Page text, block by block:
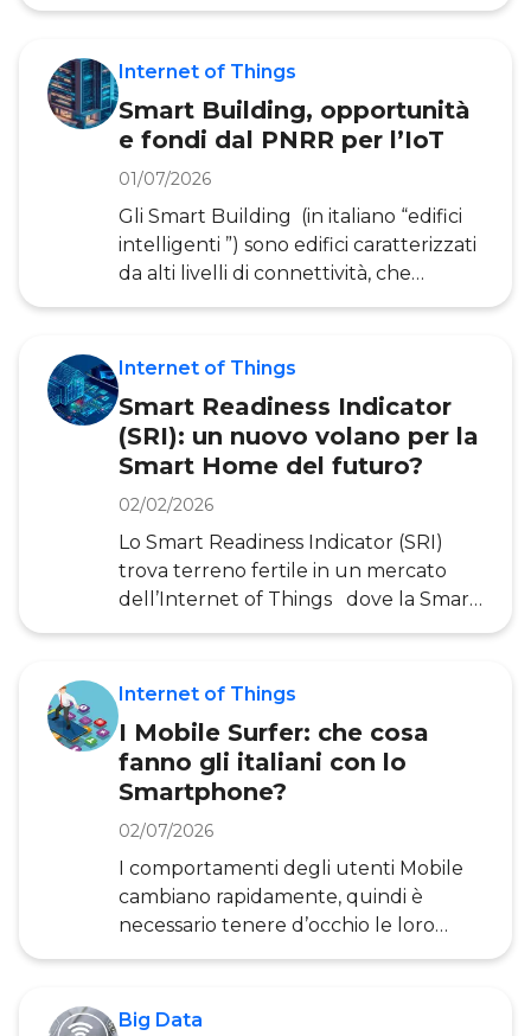
Nazionale di Ripresa e Resilienza
il Governo italiano ha predisposto per
come intende investire i fondi del
programma Next Generation EU.
Efficienza energetica, mobilità,
sicurezza, riqualificazione degli spazi
urbani, digitalizzazione degli enti
locali, sono tutti ambiti applicativi del
Internet of Things
Smart Building, opportunità
e fondi dal PNRR per l’IoT
01/07/2026
Gli Smart Building (in italiano “edifici
intelligenti ”) sono edifici caratterizzati
da alti livelli di connettività, che
sfruttano funzionalità di applicazioni
supportare questa evoluzione,
il resto dell’Europa, il Piano Nazionale
di Ripresa e Resilienza (PNRR)
prevede di equipaggiare sempre più
infrastrutture con queste nuove
tecnologie. Apprendere il significato
di Smart Build
Internet of Things
Smart Readiness Indicator
(SRI): un nuovo volano per la
Smart Home del futuro?
02/02/2026
Lo Smart Readiness Indicator (SRI)
trova terreno fertile in un mercato
dell’Internet of Things dove la Smart
Home emerge come uno dei
fatturato di 900 milioni di euro
dell’11%. I dati dell’Osservatorio
Internet of Things della POLIMI
School of Management dipingono un
quadro di trasformazione digitale
domestica senza precedenti: quasi 6
italiani su 10 (59%) possiedono oggi
Internet of Things
I Mobile Surfer: che cosa
fanno gli italiani con lo
Smartphone?
02/07/2026
I comportamenti degli utenti Mobile
cambiano rapidamente, quindi è
necessario tenere d’occhio le loro
tendenze e abitudini. Oggi gli italiani
(smartphone e tablet) sono ormai più
Big Data